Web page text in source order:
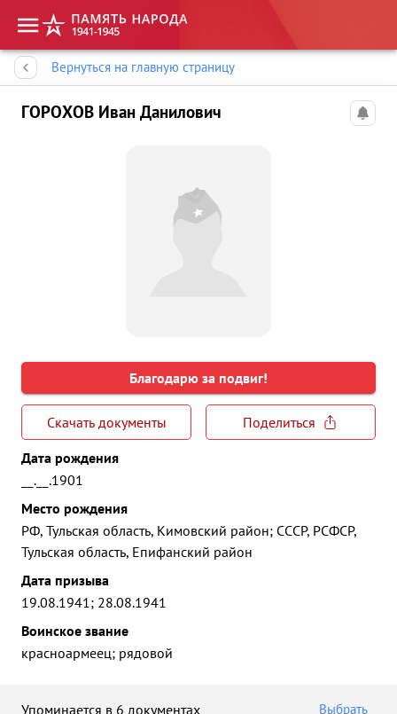
Вернуться на главную страницу
ГОРОХОВ Иван Данилович
Благодарю за подвиг!
Скачать документы
Поделиться
Дата рождения
__.__.1901
Место рождения
РФ, Тульская область, Кимовский район; СССР, РСФСР,
Тульская область, Епифанский район
Дата призыва
19.08.1941; 28.08.1941
Воинское звание
красноармеец; рядовой
Упоминается в 6 документах Выбрать
Память народа